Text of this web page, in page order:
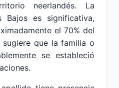
neerlandés. La
Bajos es significativa,
el 70% del
que la familia o
se estableció